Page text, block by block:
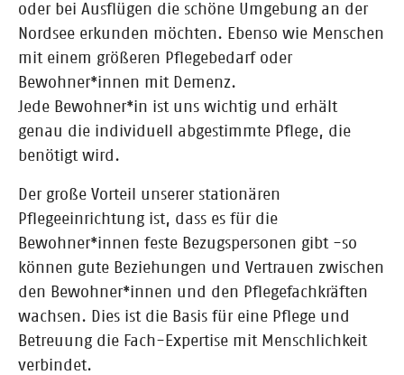
oder bei Ausflügen die schöne Umgebung an der
Nordsee erkunden möchten. Ebenso wie Menschen
mit einem größeren Pflegebedarf oder
Bewohner*innen mit Demenz.
Jede Bewohner*in ist uns wichtig und erhält
genau die individuell abgestimmte Pflege, die
benötigt wird.
Der große Vorteil unserer stationären
Pflegeeinrichtung ist, dass es für die
Bewohner*innen feste Bezugspersonen gibt -so
können gute Beziehungen und Vertrauen zwischen
den Bewohner*innen und den Pflegefachkräften
wachsen. Dies ist die Basis für eine Pflege und
Betreuung die Fach-Expertise mit Menschlichkeit
verbindet.